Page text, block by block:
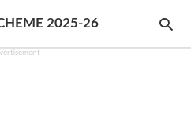
2025-26